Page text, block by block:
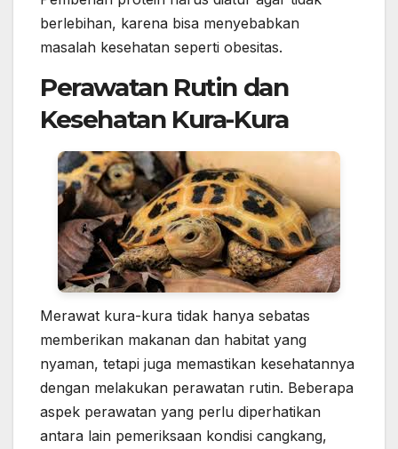
berlebihan, karena bisa menyebabkan
masalah kesehatan seperti obesitas.
Perawatan Rutin dan
Kesehatan Kura-Kura
Merawat kura-kura tidak hanya sebatas
memberikan makanan dan habitat yang
nyaman, tetapi juga memastikan kesehatannya
dengan melakukan perawatan rutin. Beberapa
aspek perawatan yang perlu diperhatikan
antara lain pemeriksaan kondisi cangkang,